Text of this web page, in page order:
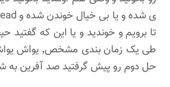
تا برویم و خوندید و یا این که
طی یک زمان
حل دوم رو پیش گرفتید صد آفرین به